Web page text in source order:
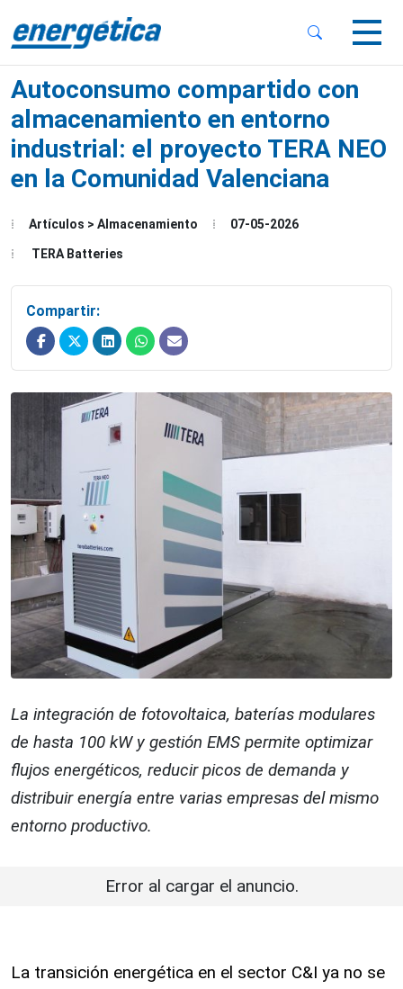
Menu
Menu
Autoconsumo compartido con
almacenamiento en entorno
industrial: el proyecto TERA NEO
en la Comunidad Valenciana
Artículos > Almacenamiento 07-05-2026
TERA Batteries
Compartir:
La integración de fotovoltaica, baterías modulares
de hasta 100 kW y gestión EMS permite optimizar
flujos energéticos, reducir picos de demanda y
distribuir energía entre varias empresas del mismo
entorno productivo.
Error al cargar el anuncio.
La transición energética en el sector C&I ya no se